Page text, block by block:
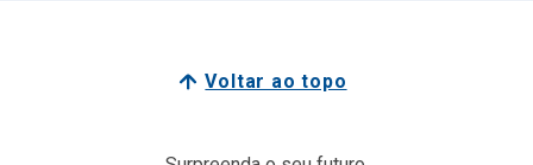
Voltar ao topo